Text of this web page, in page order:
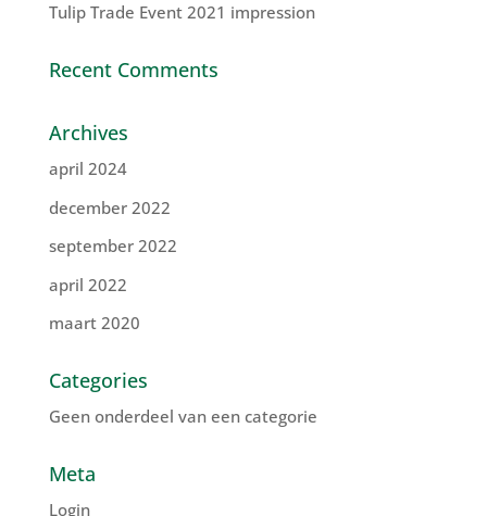
Tulip Trade Event 2021 impression
Recent Comments
Archives
april 2024
december 2022
september 2022
april 2022
maart 2020
Categories
Geen onderdeel van een categorie
Meta
Login